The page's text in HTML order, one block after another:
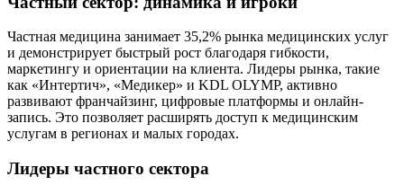
Частная медицина занимает 35,2% рынка медицинских услуг
и демонстрирует быстрый рост благодаря гибкости,
маркетингу и ориентации на клиента. Лидеры рынка, такие
как «Интертич», «Медикер» и KDL OLYMP, активно
развивают франчайзинг, цифровые платформы и онлайн-
запись. Это позволяет расширять доступ к медицинским
услугам в регионах и малых городах.
Лидеры частного сектора